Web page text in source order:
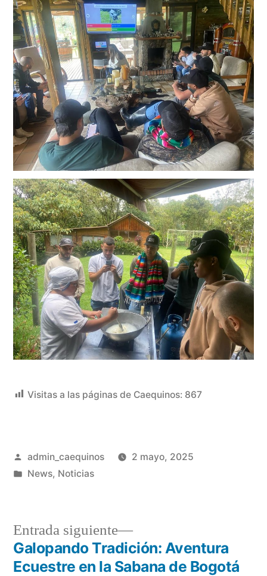
Visitas a las páginas de Caequinos: 867
admin_caequinos
2 mayo, 2025
News, Noticias
Entrada siguiente
Galopando Tradición: Aventura
Ecuestre en la Sabana de Bogotá